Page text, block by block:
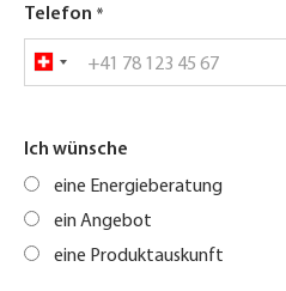
Telefon
Ich wünsche
eine Energieberatung
ein Angebot
eine Produktauskunft